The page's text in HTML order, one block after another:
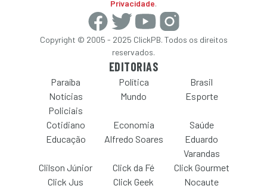
Privacidade.
Copyright © 2005 - 2025 ClickPB. Todos os direitos
reservados.
EDITORIAS
Paraíba Política
Brasil
Notícias
Policiais
Mundo Esporte
Cotidiano Economia
Saúde
Educação
Alfredo Soares
Eduardo
Varandas
Clilson Júnior
Click da Fé
Click Gourmet
Click Jus
Click Geek Nocaute